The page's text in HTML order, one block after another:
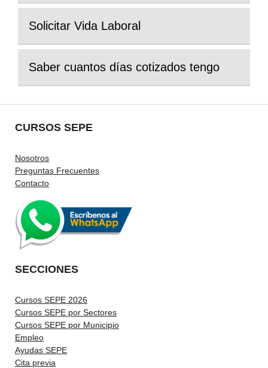
Solicitar Vida Laboral
Saber cuantos días cotizados tengo
CURSOS SEPE
Nosotros
Preguntas Frecuentes
Contacto
SECCIONES
Cursos SEPE 2026
Cursos SEPE por Sectores
Cursos SEPE por Municipio
Empleo
Ayudas SEPE
Cita previa